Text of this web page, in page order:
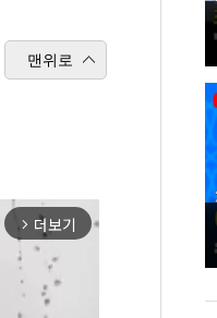
맨위로
arrow_forward_ios 더보기